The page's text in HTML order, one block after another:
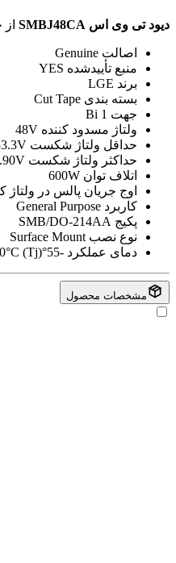
دیود تی وی اس SMBJ48CA
اصالت Genuine
منبع تأیید‌شده YES
برند LGE
بسته بندی Cut Tape
جهت 1 Bi
ولتاژ مسدود کننده 48V
حداقل ولتاژ شکست
حداکثر ولتاژ شکست
اتلاف توان 600W
اوج جریان پالس در ولتاژ کلمپ (در ۲۵
کاربرد General Purpose
پکیج SMB/DO-214AA
نوع نصب Surface Mount
دمای عملکرد -55°C ~ +150°C (Tj)
مشخصات محصول